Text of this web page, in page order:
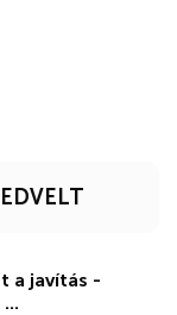
a javítás -